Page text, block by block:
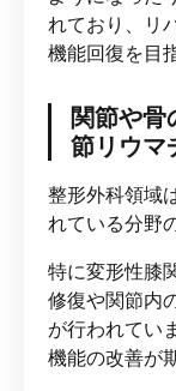
れており、リ
機能回復を目
関節や骨
節リウマ
整形外科領域
れている分野
特に変形性膝
修復や関節内
が行われてい
機能の改善が